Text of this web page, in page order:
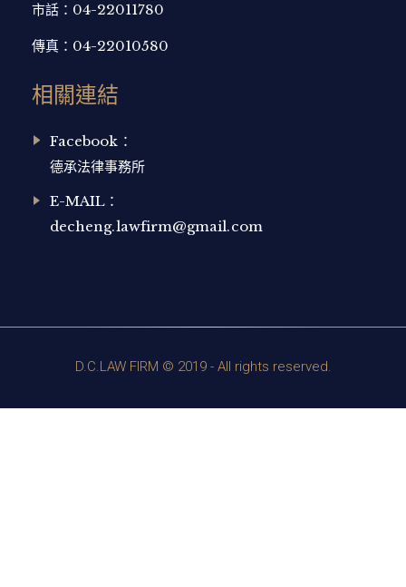
市話： 04-22011780
傳真： 04-22010580
相關連結
Facebook：
德承法律事務所
E-MAIL：
decheng.lawfirm@gmail.com
D.C.LAW FIRM © 2019 - All rights reserved.